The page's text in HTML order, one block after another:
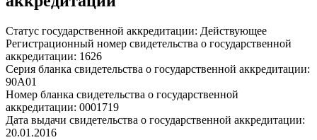
Статус государственной аккредитации: Действующее
Регистрационный номер свидетельства о государственной
аккредитации: 1626
Серия бланка свидетельства о государственной аккредитации:
90А01
Номер бланка свидетельства о государственной
аккредитации: 0001719
Дата выдачи свидетельства о государственной аккредитации:
20.01.2016